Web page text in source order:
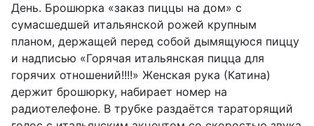
День. Брошюрка «заказ пиццы на дом» с
сумасшедшей итальянской рожей крупным
планом, держащей перед собой дымящуюся пиццу
и надписью «Горячая итальянская пицца для
горячих отношений!!!!» Женская рука (Катина)
держит брошюрку, набирает номер на
радиотелефоне. В трубке раздаётся тараторящий